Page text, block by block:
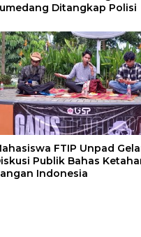
Ditangkap Polisi
FTIP Unpad
Publik Bahas
Indonesia